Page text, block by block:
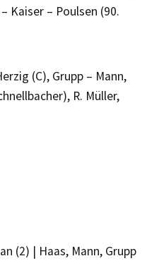
Kaiser – Poulsen (90.
(C), Grupp – Mann,
R. Müller,
(2) | Haas, Mann, Grupp